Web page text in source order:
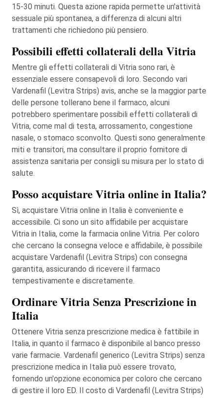
15-30 minuti. Questa azione rapida permette un'attività
sessuale più spontanea, a differenza di alcuni altri
trattamenti che richiedono più pensiero.
Possibili effetti collaterali della Vitria
Mentre gli effetti collaterali di Vitria sono rari, è
essenziale essere consapevoli di loro. Secondo vari
Vardenafil (Levitra Strips) avis, anche se la maggior parte
delle persone tollerano bene il farmaco, alcuni
potrebbero sperimentare possibili effetti collaterali di
Vitria, come mal di testa, arrossamento, congestione
nasale, o stomaco sconvolto. Questi sono generalmente
miti e transitori, ma consultare il proprio fornitore di
assistenza sanitaria per consigli su misura per lo stato di
salute.
Posso acquistare Vitria online in Italia?
Sì, acquistare Vitria online in Italia è conveniente e
accessibile. Ci sono un sito affidabile per acquistare
Vitria in Italia, come la farmacia online Vitria. Per coloro
che cercano la consegna veloce e affidabile, è possibile
acquistare Vardenafil (Levitra Strips) con consegna
garantita, assicurando di ricevere il farmaco
tempestivamente e discretamente.
Ordinare Vitria Senza Prescrizione in
Italia
Ottenere Vitria senza prescrizione medica è fattibile in
Italia, in quanto il farmaco è disponibile al banco presso
varie farmacie. Vardenafil generico (Levitra Strips) senza
prescrizione medica in Italia può essere trovato,
fornendo un'opzione economica per coloro che cercano
di gestire il loro ED. Il costo di Vardenafil (Levitra Strips)